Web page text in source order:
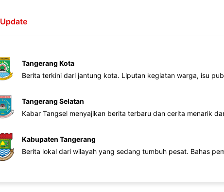
Tangerang Kota
Berita terkini dari jantung kota. Liputan kegiatan warga, isu
Tangerang Selatan
Kabar Tangsel menyajikan berita terbaru dan cerita menarik
Kabupaten Tangerang
Berita lokal dari wilayah yang sedang tumbuh pesat. Bahas